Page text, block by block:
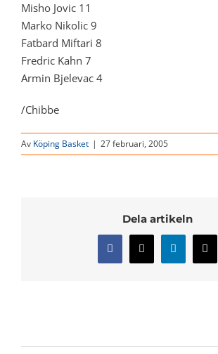
Misho Jovic 11
Marko Nikolic 9
Fatbard Miftari 8
Fredric Kahn 7
Armin Bjelevac 4
/Chibbe
Av Köping Basket | 27 februari, 2005
Dela artikeln
Facebook
X LinkedInE-
post